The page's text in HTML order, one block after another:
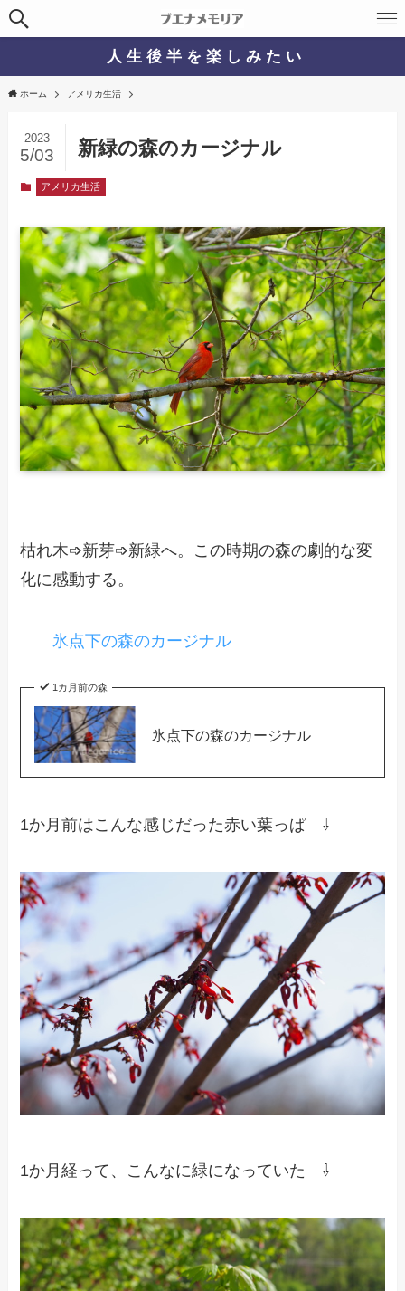
人 生 後 半 を 楽 し み た い
ホーム アメリカ生活
新緑の森のカージナル
2023
5/03
アメリカ生活
枯れ木➩新芽➩新緑へ。この時期の森の劇的な変
化に感動する。
氷点下の森のカージナル
1カ月前の森
氷点下の森のカージナル
1か月前はこんな感じだった赤い葉っぱ ⇩
1か月経って、こんなに緑になっていた ⇩